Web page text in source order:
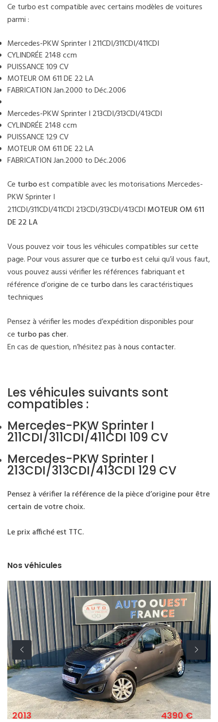
Ce turbo est compatible avec certains modèles de voitures
parmi :
Mercedes-PKW Sprinter I 211CDI/311CDI/411CDI
CYLINDRÉE 2148 ccm
PUISSANCE 109 CV
MOTEUR OM 611 DE 22 LA
FABRICATION Jan.2000 to Déc.2006
Mercedes-PKW Sprinter I 213CDI/313CDI/413CDI
CYLINDRÉE 2148 ccm
PUISSANCE 129 CV
MOTEUR OM 611 DE 22 LA
FABRICATION Jan.2000 to Déc.2006
Ce turboest compatible avec les motorisations Mercedes-
PKW Sprinter I
211CDI/311CDI/411CDI 213CDI/313CDI/413CDIMOTEUROM 611
DE 22 LA
Vous pouvez voir tous les véhicules compatibles sur cette
page. Pour vous assurer que ce turboest celui qu’il vous faut,
vous pouvez aussi vérifier les références fabriquant et
référence d’origine de ce turbodans les caractéristiques
techniques
Pensez à vérifier les modes d’expédition disponibles pour
ce turbo pas cher.
En cas de question, n’hésitez pas ànous contacter.
Les véhicules suivants sont
compatibles :
Mercedes-PKW Sprinter I
211CDI/311CDI/411CDI 109 CV
Mercedes-PKW Sprinter I
213CDI/313CDI/413CDI 129 CV
Pensez à vérifier la référence de la pièce d’origine pour être
certain de votre choix.
Le prix affiché est TTC.
Nos véhicules
4390 €